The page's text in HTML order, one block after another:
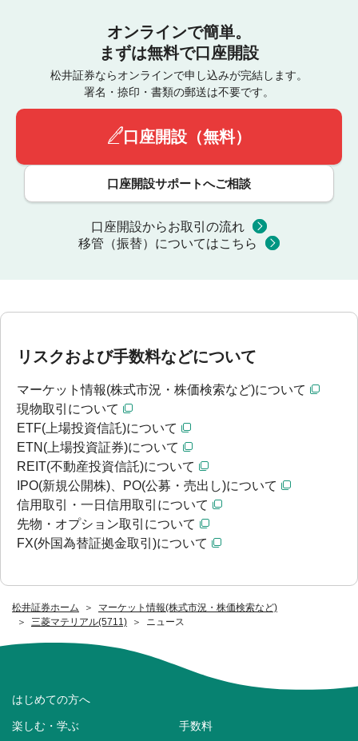
松井証券ホーム
マーケット情報(株式市況・株価検索など)
三菱マテリアル(5711)
ニュース
オンラインで簡単。
まずは無料で口座開設
松井証券ならオンラインで申し込みが完結します。
署名・捺印・書類の郵送は不要です。
口座開設（無料）
口座開設サポートへご相談
口座開設からお取引の流れ
移管（振替）についてはこちら
リスクおよび手数料などについて
マーケット情報(株式市況・株価検索など)について
現物取引について
ETF(上場投資信託)について
ETN(上場投資証券)について
REIT(不動産投資信託)について
IPO(新規公開株)、PO(公募・売出し)について
信用取引・一日信用取引について
先物・オプション取引について
FX(外国為替証拠金取引)について
はじめての方へ
楽しむ・学ぶ 手数料